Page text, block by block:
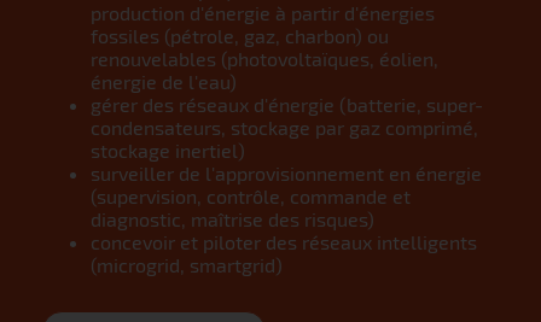
production d'énergie à partir d'énergies
fossiles (pétrole, gaz, charbon) ou
renouvelables (photovoltaïques, éolien,
énergie de l'eau)
gérer des réseaux d'énergie (batterie, super-
condensateurs, stockage par gaz comprimé,
stockage inertiel)
surveiller de l'approvisionnement en énergie
(supervision, contrôle, commande et
diagnostic, maîtrise des risques)
concevoir et piloter des réseaux intelligents
(microgrid, smartgrid)